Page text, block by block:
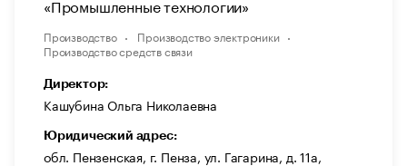
«Промышленные технологии»
Производство
Производство электроники
Производство средств связи
Директор:
Кашубина Ольга Николаевна
Юридический адрес:
обл. Пензенская, г. Пенза, ул. Гагарина, д. 11а,